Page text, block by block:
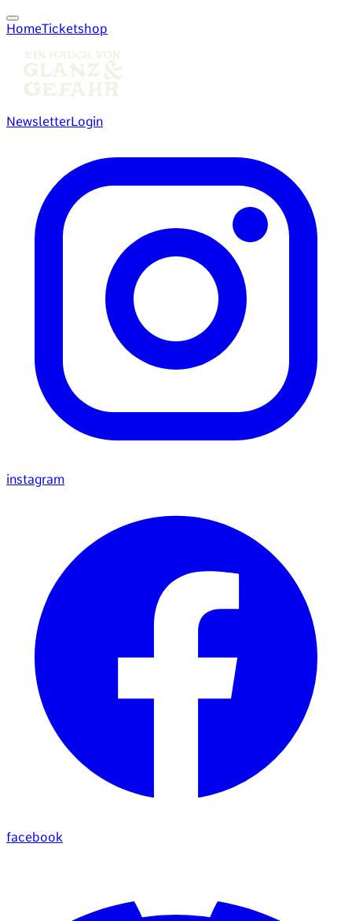
HomeTicketshop
NewsletterLogin
instagram
facebook